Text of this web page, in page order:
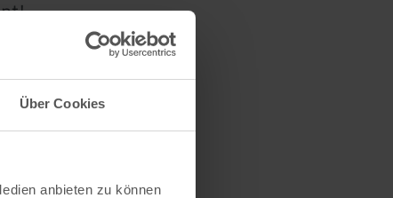
Über Cookies
anbieten zu können